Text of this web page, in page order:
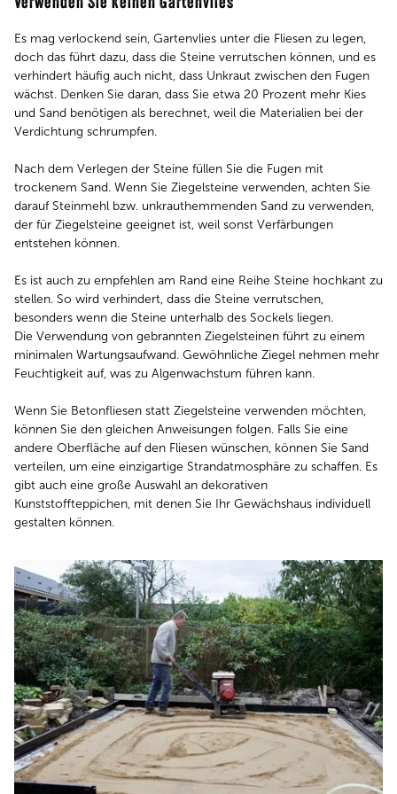
Verwenden Sie keinen Gartenvlies
Es mag verlockend sein, Gartenvlies unter die Fliesen zu legen,
doch das führt dazu, dass die Steine verrutschen können, und es
verhindert häufig auch nicht, dass Unkraut zwischen den Fugen
wächst. Denken Sie daran, dass Sie etwa 20 Prozent mehr Kies
und Sand benötigen als berechnet, weil die Materialien bei der
Verdichtung schrumpfen.
Nach dem Verlegen der Steine füllen Sie die Fugen mit
trockenem Sand. Wenn Sie Ziegelsteine verwenden, achten Sie
darauf Steinmehl bzw. unkrauthemmenden Sand zu verwenden,
der für Ziegelsteine geeignet ist, weil sonst Verfärbungen
entstehen können.
Es ist auch zu empfehlen am Rand eine Reihe Steine hochkant zu
stellen. So wird verhindert, dass die Steine verrutschen,
besonders wenn die Steine unterhalb des Sockels liegen.
Die Verwendung von gebrannten Ziegelsteinen führt zu einem
minimalen Wartungsaufwand. Gewöhnliche Ziegel nehmen mehr
Feuchtigkeit auf, was zu Algenwachstum führen kann.
Wenn Sie Betonfliesen statt Ziegelsteine verwenden möchten,
können Sie den gleichen Anweisungen folgen. Falls Sie eine
andere Oberfläche auf den Fliesen wünschen, können Sie Sand
verteilen, um eine einzigartige Strandatmosphäre zu schaffen. Es
gibt auch eine große Auswahl an dekorativen
Kunststoffteppichen, mit denen Sie Ihr Gewächshaus individuell
gestalten können.